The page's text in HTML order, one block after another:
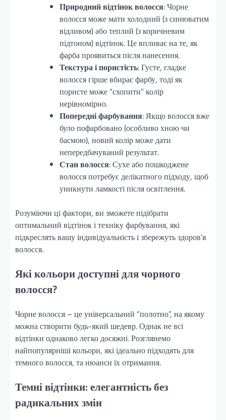
Природний відтінок волосся: Чорне
волосся може мати холодний (з синюватим
відливом) або теплий (з коричневим
підтоном) відтінок. Це впливає на те, як
фарба проявиться після нанесення.
Текстура і пористість: Густе, гладке
волосся гірше вбирає фарбу, тоді як
пористе може “схопити” колір
нерівномірно.
Попередні фарбування: Якщо волосся вже
було пофарбовано (особливо хною чи
басмою), новий колір може дати
непередбачуваний результат.
Стан волосся: Сухе або пошкоджене
волосся потребує делікатного підходу, щоб
уникнути ламкості після освітлення.
Розуміючи ці фактори, ви зможете підібрати
оптимальний відтінок і техніку фарбування, які
підкреслять вашу індивідуальність і збережуть здоров’я
волосся.
Які кольори доступні для чорного
волосся?
Чорне волосся – це універсальний “полотно”, на якому
можна створити будь-який шедевр. Однак не всі
відтінки однаково легко досяжні. Розглянемо
найпопулярніші кольори, які ідеально підходять для
темного волосся, та нюанси їх отримання.
Темні відтінки: елегантність без
радикальних змін